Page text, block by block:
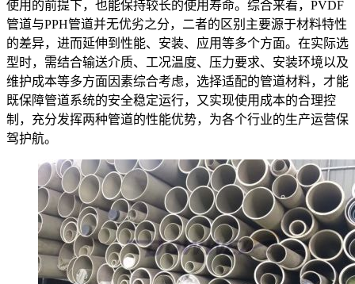
使用的前提下，也能保持较长的使用寿命。综合来看，PVDF
管道与PPH管道并无优劣之分，二者的区别主要源于材料特性
的差异，进而延伸到性能、安装、应用等多个方面。在实际选
型时，需结合输送介质、工况温度、压力要求、安装环境以及
维护成本等多方面因素综合考虑，选择适配的管道材料，才能
既保障管道系统的安全稳定运行，又实现使用成本的合理控
制，充分发挥两种管道的性能优势，为各个行业的生产运营保
驾护航。